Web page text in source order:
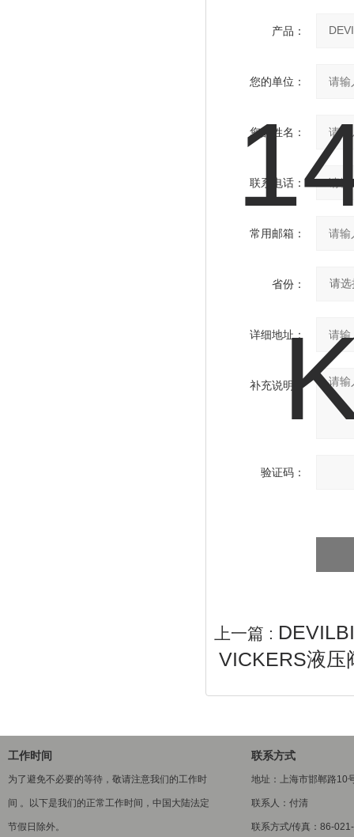
产品：
您的单位：
您的姓名：
联系电话：
常用邮箱：
省份：
详细地址：
补充说明：
验证码：
上一篇 :
VICKERS液压
工作时间
为了避免不必要的等待，敬请注意我们的工作时
间 。以下是我们的正常工作时间，中国大陆法定
节假日除外。
联系方式
地址：上海市邯郸路10
联系人：付清
联系方式/传真：86-